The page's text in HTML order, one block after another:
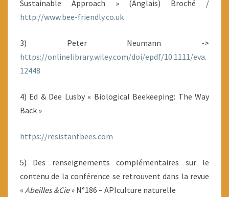
Sustainable Approach » (Anglais) Broché /
http://www.bee-friendly.co.uk
3) Peter Neumann ->
https://onlinelibrary.wiley.com/doi/epdf/10.1111/eva.
12448
4) Ed & Dee Lusby « Biological Beekeeping: The Way
Back »
https://resistantbees.com
5) Des renseignements complémentaires sur le
contenu de la conférence se retrouvent dans la revue
« Abeilles &Cie» N°186 – APIculture naturelle